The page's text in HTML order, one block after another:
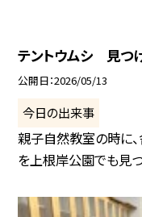
テントウムシ 見つ
公開日 2026/05/13
今日の出来事
親子自然教室の時に
を上根岸公園でも見